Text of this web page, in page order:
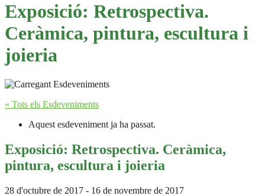
Exposició: Retrospectiva.
Ceràmica, pintura, escultura i
joieria
« Tots els Esdeveniments
Aquest esdeveniment ja ha passat.
Exposició: Retrospectiva. Ceràmica,
pintura, escultura i joieria
28 d'octubre de 2017 - 16 de novembre de 2017